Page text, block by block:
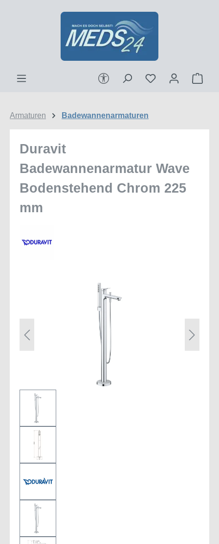
Zum Hauptinhalt springen
Werkzeugleiste anzeigen
Armaturen Badewannenarmaturen
Duravit
Badewannenarmatur Wave
Bodenstehend Chrom 225
mm
Bildergalerie überspringen